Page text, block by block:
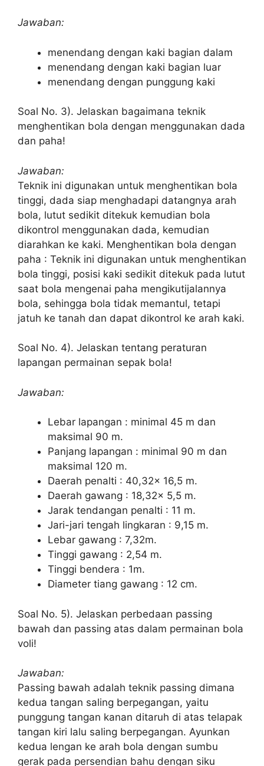
Jawaban:
menendang dengan kaki bagian dalam
menendang dengan kaki bagian luar
menendang dengan punggung kaki
Soal No. 3). Jelaskan bagaimana teknik
menghentikan bola dengan menggunakan dada
dan paha!
Jawaban:
Teknik ini digunakan untuk menghentikan bola
tinggi, dada siap menghadapi datangnya arah
bola, lutut sedikit ditekuk kemudian bola
dikontrol menggunakan dada, kemudian
diarahkan ke kaki. Menghentikan bola dengan
paha : Teknik ini digunakan untuk menghentikan
bola tinggi, posisi kaki sedikit ditekuk pada lutut
saat bola mengenai paha mengikutijalannya
bola, sehingga bola tidak memantul, tetapi
jatuh ke tanah dan dapat dikontrol ke arah kaki.
Soal No. 4). Jelaskan tentang peraturan
lapangan permainan sepak bola!
Jawaban:
Lebar lapangan : minimal 45 m dan
maksimal 90 m.
Panjang lapangan : minimal 90 m dan
maksimal 120 m.
Daerah penalti : 40,32x 16,5 m.
Daerah gawang : 18,32x 5,5 m.
Jarak tendangan penalti : 11 m.
Jari-jari tengah lingkaran : 9,15 m.
Lebar gawang : 7,32m.
Tinggi gawang : 2,54 m.
Tinggi bendera : 1m.
Diameter tiang gawang : 12 cm.
Soal No. 5). Jelaskan perbedaan passing
bawah dan passing atas dalam permainan bola
voli!
Jawaban:
Passing bawah adalah teknik passing dimana
kedua tangan saling berpegangan, yaitu
punggung tangan kanan ditaruh di atas telapak
tangan kiri lalu saling berpegangan. Ayunkan
kedua lengan ke arah bola dengan sumbu
gerak pada persendian bahu dengan siku